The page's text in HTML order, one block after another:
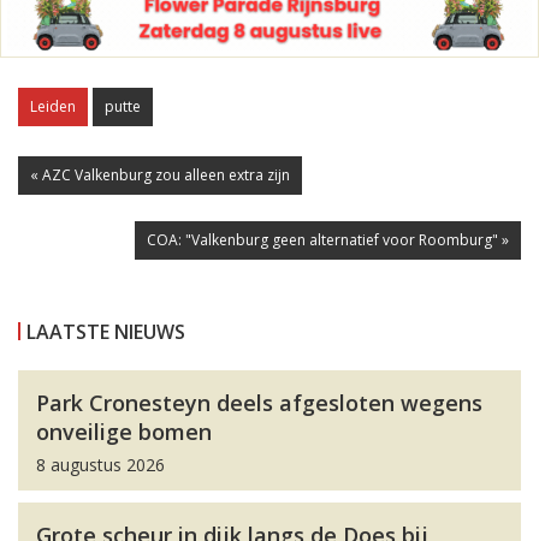
Leiden putte
« AZC Valkenburg zou alleen extra zijn
COA: "Valkenburg geen alternatief voor Roomburg" »
LAATSTE NIEUWS
Park Cronesteyn deels afgesloten wegens
onveilige bomen
8 augustus 2026